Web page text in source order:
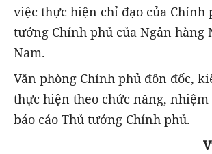
việc thực hiện chỉ đạo của Chính
tướng Chính phủ của Ngân hàng
Nam.
Văn phòng Chính phủ đôn đốc,
thực hiện theo chức năng,
báo cáo Thủ tướng Chính phủ.